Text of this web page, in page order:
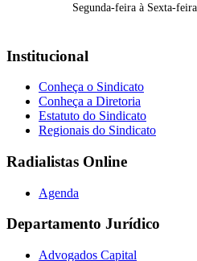
Segunda-feira à Sexta-
Institucional
Conheça o Sindicato
Conheça a Diretoria
Estatuto do Sindicato
Regionais do Sindicato
Radialistas Online
Agenda
Departamento Jurídico
Advogados Capital